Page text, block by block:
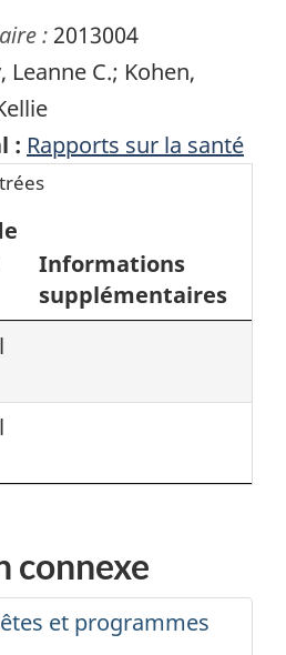
: 2013004
Leanne C.; Kohen,
: Rapports sur la santé
Informations
supplémentaires
connexe